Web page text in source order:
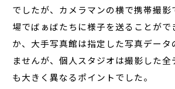
でしたが、カメラマンの横で携帯撮影
場でばぁばたちに様子を送ることがで
か、大手写真館は指定した写真データ
ませんが、個人スタジオは撮影した全
も大きく異なるポイントでした。